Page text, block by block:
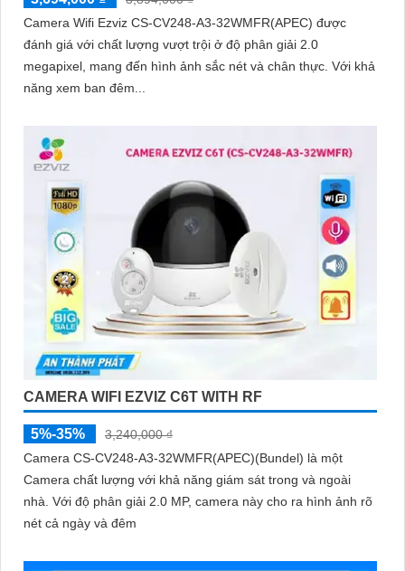
Camera Wifi Ezviz CS-CV248-A3-32WMFR(APEC) được
đánh giá với chất lượng vượt trội ở độ phân giải 2.0
megapixel, mang đến hình ảnh sắc nét và chân thực. Với khả
năng xem ban đêm...
CAMERA WIFI EZVIZ C6T WITH RF
5%-35%
3,240,000 ₫
Camera CS-CV248-A3-32WMFR(APEC)(Bundel) là một
Camera chất lượng với khả năng giám sát trong và ngoài
nhà. Với độ phân giải 2.0 MP, camera này cho ra hình ảnh rõ
nét cả ngày và đêm